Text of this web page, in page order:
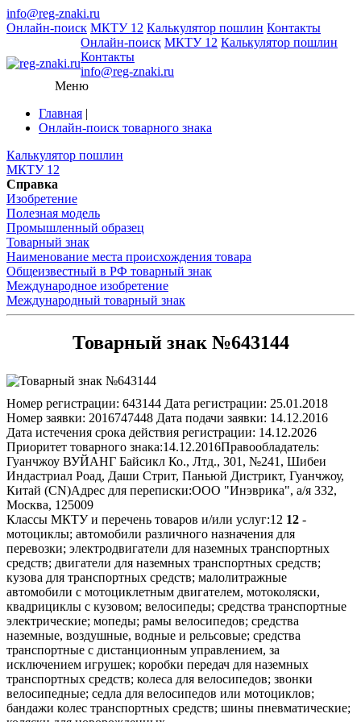
info@reg-znaki.ru
Онлайн-поиск МКТУ 12 Калькулятор пошлин Контакты
Онлайн-поиск МКТУ 12 Калькулятор пошлин
Контакты
info@reg-znaki.ru
Меню
Главная |
Онлайн-поиск товарного знака
Калькулятор пошлин
МКТУ 12
Справка
Изобретение
Полезная модель
Промышленный образец
Товарный знак
Наименование места происхождения товара
Общеизвестный в РФ товарный знак
Международное изобретение
Международный товарный знак
Товарный знак №643144
Номер регистрации: 643144 Дата регистрации: 25.01.2018
Номер заявки: 2016747448 Дата подачи заявки: 14.12.2016
Дата истечения срока действия регистрации: 14.12.2026
Приоритет товарного знака:14.12.2016Правообладатель:
Гуанчжоу ВУЙАНГ Байсикл Ко., Лтд., 301, №241, Шибеи
Индастриал Роад, Даши Стрит, Паньюй Дистрикт, Гуанчжоу,
Китай (CN)Адрес для переписки:ООО "Инэврика", а/я 332,
Москва, 125009
Классы МКТУ и перечень товаров и/или услуг:12 12 -
мотоциклы; автомобили различного назначения для
перевозки; электродвигатели для наземных транспортных
средств; двигатели для наземных транспортных средств;
кузова для транспортных средств; малолитражные
автомобили с мотоциклетным двигателем, мотоколяски,
квадрициклы с кузовом; велосипеды; средства транспортные
электрические; мопеды; рамы велосипедов; средства
наземные, воздушные, водные и рельсовые; средства
транспортные с дистанционным управлением, за
исключением игрушек; коробки передач для наземных
транспортных средств; колеса для велосипедов; звонки
велосипедные; седла для велосипедов или мотоциклов;
бандажи колес транспортных средств; шины пневматические;